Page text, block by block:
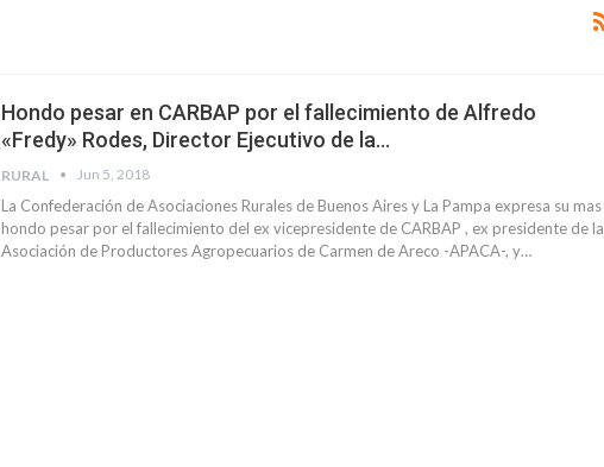
Hondo pesar en CARBAP por el fallecimiento de Alfredo
«Fredy» Rodes, Director Ejecutivo de la…
RURAL Jun 5, 2018
La Confederación de Asociaciones Rurales de Buenos Aires y La Pampa expresa su mas
hondo pesar por el fallecimiento del ex vicepresidente de CARBAP , ex presidente de la
Asociación de Productores Agropecuarios de Carmen de Areco -APACA-, y…